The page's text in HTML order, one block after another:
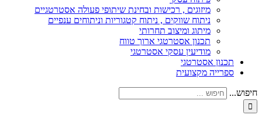
מיזוגים , רכישות ובחינת שיתופי פעולה אסטרטגיים
ניתוח שווקים , ניתוח קטגוריות וניתוחים ענפיים
מיתוג ומיצוב תחרותי
תכנון אסטרטגי ארוך טווח
מודיעין עסקי אסטרטגי
תכנון אסטרטגי
ספרייה מקצועית
חיפוש...